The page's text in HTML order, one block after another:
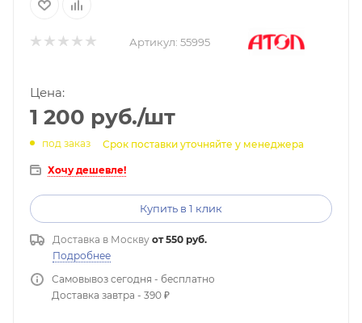
Артикул: 55995
Цена:
1 200 руб./шт
под заказ Срок поставки уточняйте у менеджера
Хочу дешевле!
Купить в 1 клик
Доставка в Москву от 550 руб.
Подробнее
Самовывоз сегодня - бесплатно
Доставка завтра - 390 ₽